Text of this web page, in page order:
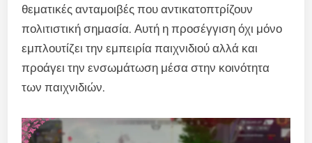
θεματικές ανταμοιβές που αντικατοπτρίζουν
πολιτιστική σημασία. Αυτή η προσέγγιση όχι μόνο
εμπλουτίζει την εμπειρία παιχνιδιού αλλά και
προάγει την ενσωμάτωση μέσα στην κοινότητα
των παιχνιδιών.